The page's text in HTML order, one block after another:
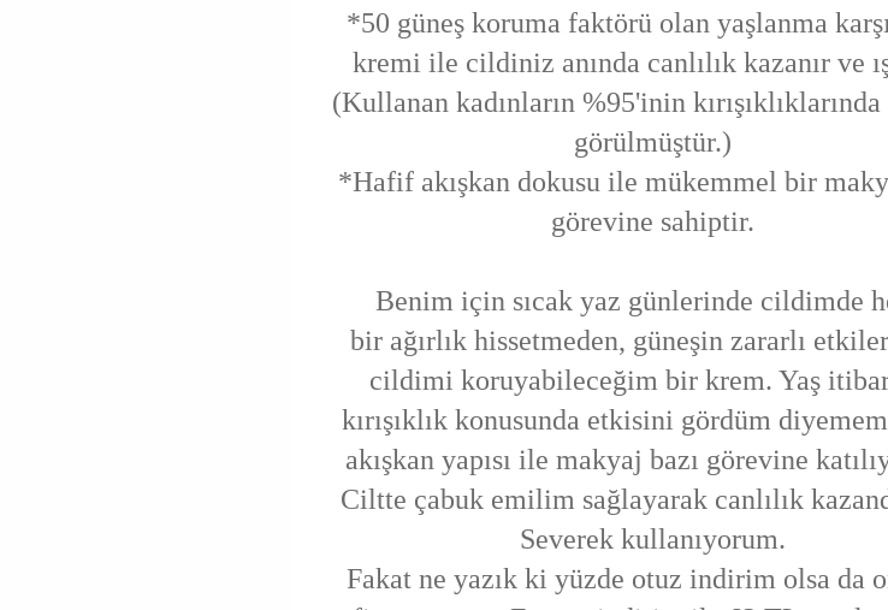
*50 güneş koruma faktörü olan yaşlanma
kremi ile cildiniz anında canlılık kazanır ve
(Kullanan kadınların %95'inin
görülmüştür.)
*Hafif akışkan dokusu ile mükemmel bir
görevine sahiptir.
Benim için sıcak yaz günlerinde cildimde
bir ağırlık hissetmeden, güneşin zararlı
cildimi koruyabileceğim bir krem. Yaş
kırışıklık konusunda etkisini gördüm
akışkan yapısı ile makyaj bazı görevine
Ciltte çabuk emilim sağlayarak canlılık
Severek kullanıyorum.
Fakat ne yazık ki yüzde otuz indirim olsa da